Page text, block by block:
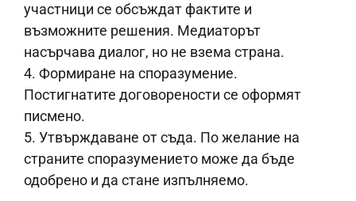
участници се обсъждат фактите и
възможните решения. Медиаторът
насърчава диалог, но не взема страна.
4. Формиране на споразумение.
Постигнатите договорености се оформят
писмено.
5. Утвърждаване от съда. По желание на
страните споразумението може да бъде
одобрено и да стане изпълняемо.